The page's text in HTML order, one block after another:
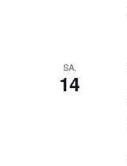
SA.
14